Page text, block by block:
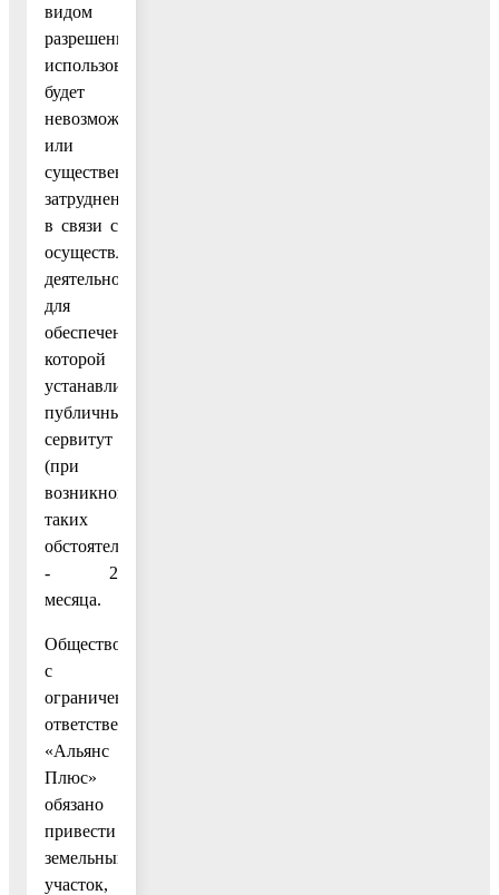
видом
разрешенного
использования
будет
невозможно
или
существенно
затруднено
в связи с
осуществлением
деятельности,
для
обеспечения
которой
устанавливается
публичный
сервитут
(при
возникновении
таких
обстоятельств)
- 2
месяца.
Общество
с
ограниченной
ответственностью
«Альянс
Плюс»
обязано
привести
земельный
участок,